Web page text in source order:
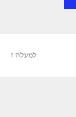
למעלה ↑